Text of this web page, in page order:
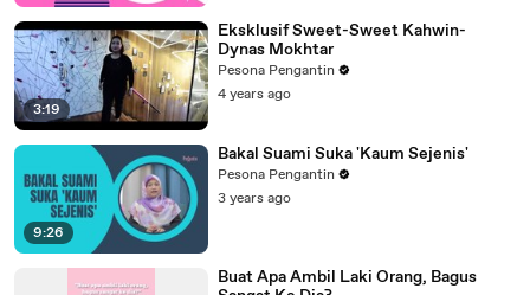
3:19
Eksklusif Sweet-Sweet Kahwin-
Dynas Mokhtar
Pesona Pengantin
4 years ago
9:26
Bakal Suami Suka 'Kaum Sejenis'
Pesona Pengantin
3 years ago
Buat Apa Ambil Laki Orang, Bagus